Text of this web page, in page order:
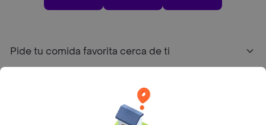
Pide tu comida favorita cerca de ti